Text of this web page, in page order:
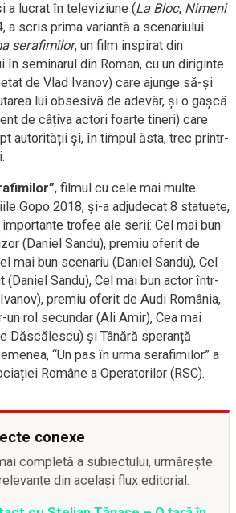
a lucrat în televiziune (La Bloc, Nimeni
a scris prima variantă a scenariului
serafimilor, un film inspirat din
în seminarul din Roman, cu un diriginte
de Vlad Ivanov) care ajunge să-și
lui obsesivă de adevăr, și o gașcă
de câțiva actori foarte tineri) care
autorității și, în timpul ăsta, trec printr-
, filmul cu cele mai multe
Gopo 2018, și-a adjudecat 8 statuete,
trofee ale serii: Cel mai bun
(Daniel Sandu), premiu oferit de
mai bun scenariu (Daniel Sandu), Cel
(Daniel Sandu), Cel mai bun actor într-
premiu oferit de Audi România,
un rol secundar (Ali Amir), Cea mai
Dăscălescu) și Tânără speranță
“Un pas în urma serafimilor” a
Române a Operatorilor (RSC).
conexe
completă a subiectului, urmărește
din același flux editorial.